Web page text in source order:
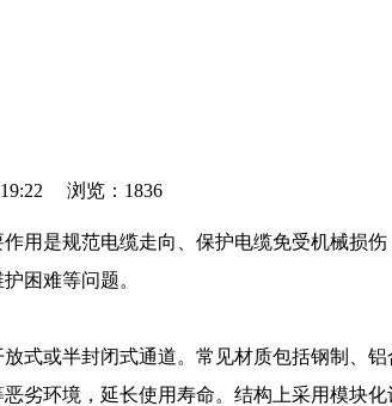
浏览：1836
用是规范电缆走向、保护电缆免受机械损
困难等问题。
式或半封闭式通道。常见材质包括钢制、
劣环境，延长使用寿命。结构上采用模块